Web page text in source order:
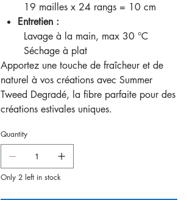
19 mailles x 24 rangs = 10 cm
Entretien :
Lavage à la main, max 30 °C
Séchage à plat
Apportez une touche de fraîcheur et de
naturel à vos créations avec Summer
Tweed Degradé, la fibre parfaite pour des
créations estivales uniques.
Quantity
Only 2 left in stock